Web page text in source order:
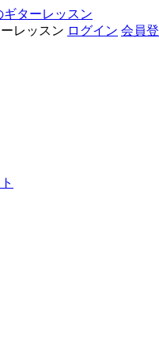
レッスン ログイン 会員